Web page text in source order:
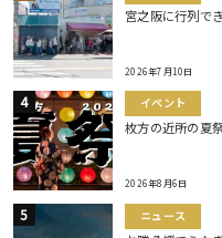
宮之阪に行列で
2026年7月10日
イベント
枚方の近所の夏
2026年8月6日
ニュース